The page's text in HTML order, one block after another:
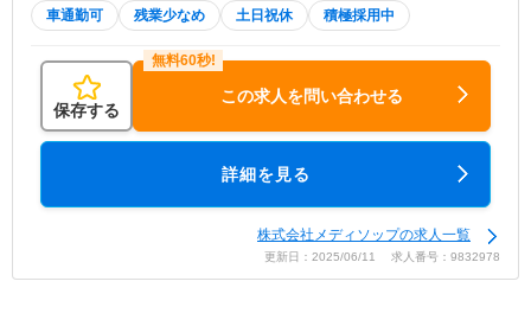
車通勤可 残業少なめ 土日祝休 積極採用中
保存する
この求人を問い合わせる
詳細を見る
株式会社メディソップの求人一覧
更新日：2025/06/11 求人番号：9832978